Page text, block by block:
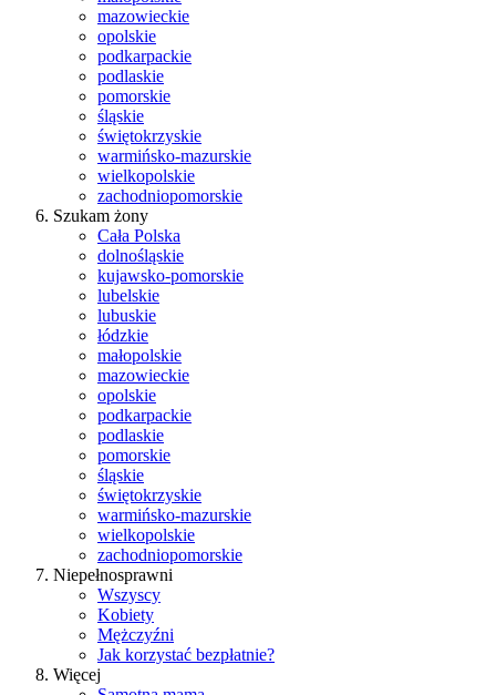
mazowieckie
opolskie
podkarpackie
podlaskie
pomorskie
śląskie
świętokrzyskie
warmińsko-mazurskie
wielkopolskie
zachodniopomorskie
Szukam żony
Cała Polska
dolnośląskie
kujawsko-pomorskie
lubelskie
lubuskie
łódzkie
małopolskie
mazowieckie
opolskie
podkarpackie
podlaskie
pomorskie
śląskie
świętokrzyskie
warmińsko-mazurskie
wielkopolskie
zachodniopomorskie
Niepełnosprawni
Wszyscy
Kobiety
Mężczyźni
Jak korzystać bezpłatnie?
Więcej